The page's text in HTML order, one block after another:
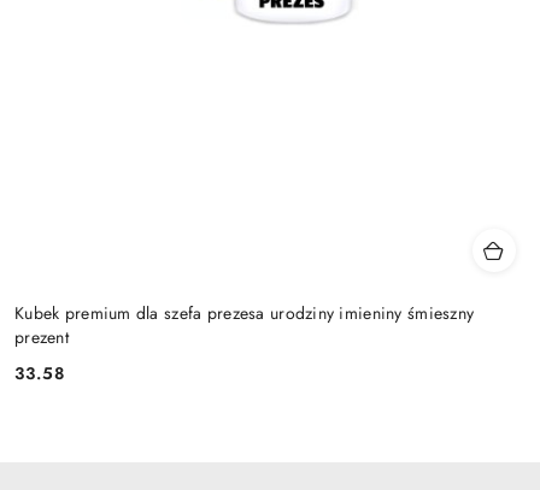
Kubek premium dla szefa prezesa urodziny imieniny śmieszny
prezent
Cena:
33.58